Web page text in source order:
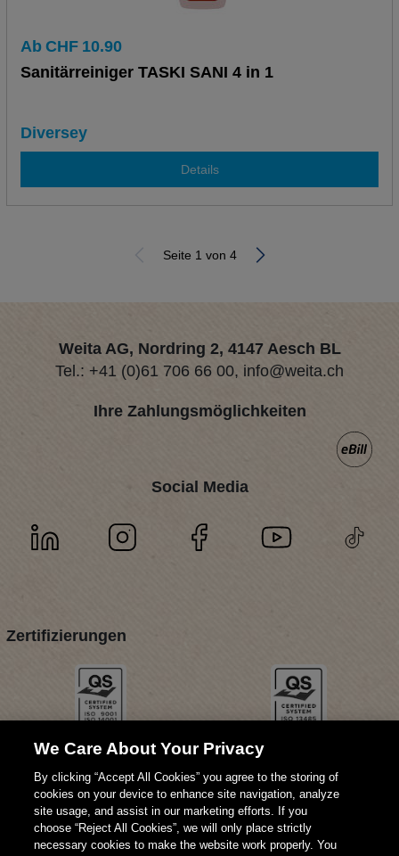
Ab CHF 10.90
Sanitärreiniger TASKI SANI 4 in 1
Diversey
Details
Seite 1 von 4
Weita AG, Nordring 2, 4147 Aesch BL
Tel.: +41 (0)61 706 66 00, info@weita.ch
Ihre Zahlungsmöglichkeiten
Social Media
Zertifizierungen
We Care About Your Privacy
By clicking “Accept All Cookies” you agree to the storing of
cookies on your device to enhance site navigation, analyze
site usage, and assist in our marketing efforts. If you
choose “Reject All Cookies”, we will only place strictly
necessary cookies to make the website work properly. You